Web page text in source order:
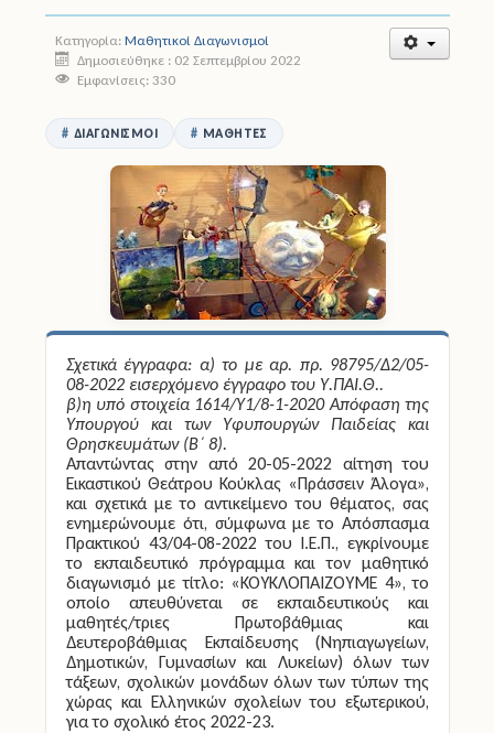
Επικοινωνία
Κατηγορία: Μαθητικοί Διαγωνισμοί
Δημοσιεύθηκε : 02 Σεπτεμβρίου 2022
Εμφανίσεις: 330
ΔΙΑΓΩΝΙΣΜΟΊ ΜΑΘΗΤΈΣ
Σχετικά έγγραφα: α) το με αρ. πρ. 98795/Δ2/05-
08-2022 εισερχόμενο έγγραφο του Υ.ΠΑΙ.Θ..
β)η υπό στοιχεία 1614/Υ1/8-1-2020 Απόφαση της
Υπουργού και των Υφυπουργών Παιδείας και
Θρησκευμάτων (Β΄ 8).
Απαντώντας στην από 20-05-2022 αίτηση του
Εικαστικού Θεάτρου Κούκλας «Πράσσειν Άλογα»,
και σχετικά με το αντικείμενο του θέματος, σας
ενημερώνουμε ότι, σύμφωνα με το Απόσπασμα
Πρακτικού 43/04-08-2022 του Ι.Ε.Π., εγκρίνουμε
το εκπαιδευτικό πρόγραμμα και τον μαθητικό
διαγωνισμό με τίτλο: «ΚΟΥΚΛΟΠΑΙΖΟΥΜΕ 4», το
οποίο απευθύνεται σε εκπαιδευτικούς και
μαθητές/τριες Πρωτοβάθμιας και
Δευτεροβάθμιας Εκπαίδευσης (Νηπιαγωγείων,
Δημοτικών, Γυμνασίων και Λυκείων) όλων των
τάξεων, σχολικών μονάδων όλων των τύπων της
χώρας και Ελληνικών σχολείων του εξωτερικού,
για το σχολικό έτος 2022-23.